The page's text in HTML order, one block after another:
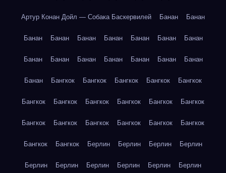
Артур Конан Дойл — Собака Баскервилей Банан Банан
Банан Банан Банан Банан Банан Банан Банан
Банан Банан Банан Банан Банан Банан Банан
Банан Бангкок Бангкок Бангкок Бангкок Бангкок
Бангкок Бангкок Бангкок Бангкок Бангкок Бангкок
Бангкок Бангкок Бангкок Бангкок Бангкок Бангкок
Бангкок Бангкок Берлин Берлин Берлин Берлин
Берлин Берлин Берлин Берлин Берлин Берлин